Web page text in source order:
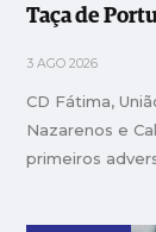
Taça de
3 AGO 2026
CD Fátima,
Nazarenos e
primeiros